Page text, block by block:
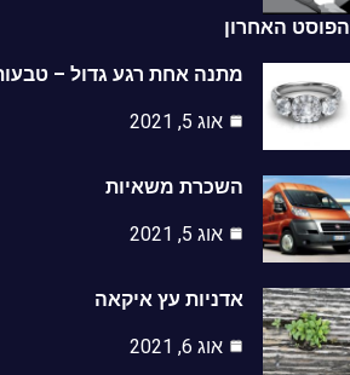
האחרון
מתנה אחת רגע גדול – טבעות…
אוג 5, 2021
השכרת משאיות
אוג 5, 2021
אדניות עץ איקאה
אוג 6, 2021